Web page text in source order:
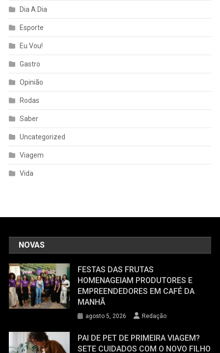
Dia A Dia
Esporte
Eu Vou!
Gastro
Opinião
Rodas
Saber
Uncategorized
Viagem
Vida
NOVAS
FESTAS DAS FRUTAS
HOMENAGEIAM PRODUTORES E
EMPREENDEDORES EM CAFÉ DA
MANHÃ
agosto 5, 2026 Redação
PAI DE PET DE PRIMEIRA VIAGEM?
SETE CUIDADOS COM O NOVO FILHO